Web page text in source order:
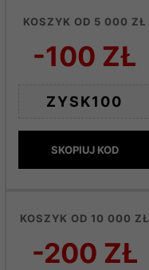
KOSZYK OD 5 000 ZŁ
-100 ZŁ
ZYSK100
SKOPIUJ KOD
KOSZYK OD 10 000 ZŁ
-200 ZŁ